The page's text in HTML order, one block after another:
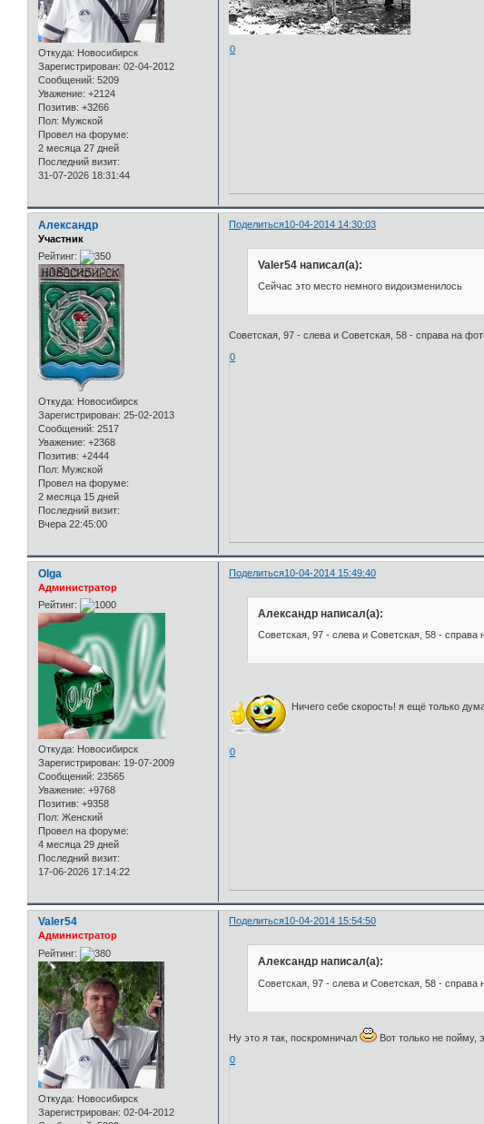
Откуда: Новосибирск
Зарегистрирован: 02-04-2012
Сообщений: 5209
Уважение: +2124
Позитив: +3266
Пол: Мужской
Провел на форуме:
2 месяца 27 дней
Последний визит:
31-07-2026 18:31:44
0
Поделиться10-04-2014 14:30:03
Александр
Участник
Рейтинг:
Откуда: Новосибирск
Зарегистрирован: 25-02-2013
Сообщений: 2517
Уважение: +2368
Позитив: +2444
Пол: Мужской
Провел на форуме:
2 месяца 15 дней
Последний визит:
Вчера 22:45:00
Valer54 написал(а):
Сейчас это место немного видоизменилось
Советская, 97 - слева и Советская, 58 - справа на
0
Поделиться10-04-2014 15:49:40
Olga
Администратор
Рейтинг:
Откуда: Новосибирск
Зарегистрирован: 19-07-2009
Сообщений: 23565
Уважение: +9768
Позитив: +9358
Пол: Женский
Провел на форуме:
4 месяца 29 дней
Последний визит:
17-06-2026 17:14:22
Александр написал(а):
Советская, 97 - слева и Советская, 58 - справа
Ничего себе скорость! я ещё только
0
Поделиться10-04-2014 15:54:50
Valer54
Администратор
Рейтинг:
Откуда: Новосибирск
Зарегистрирован: 02-04-2012
Александр написал(а):
Советская, 97 - слева и Советская, 58 - справа
Ну это я так, поскромничал
Вот только не пойму,
0